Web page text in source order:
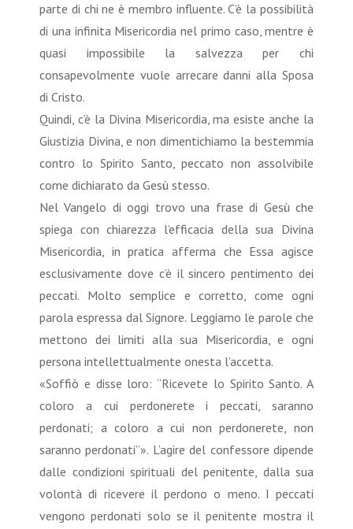
parte di chi ne è membro influente. C’è la possibilità
di una infinita Misericordia nel primo caso, mentre è
quasi impossibile la salvezza per chi
consapevolmente vuole arrecare danni alla Sposa
di Cristo.
Quindi, c’è la Divina Misericordia, ma esiste anche la
Giustizia Divina, e non dimentichiamo la bestemmia
contro lo Spirito Santo, peccato non assolvibile
come dichiarato da Gesù stesso.
Nel Vangelo di oggi trovo una frase di Gesù che
spiega con chiarezza l’efficacia della sua Divina
Misericordia, in pratica afferma che Essa agisce
esclusivamente dove c’è il sincero pentimento dei
peccati. Molto semplice e corretto, come ogni
parola espressa dal Signore. Leggiamo le parole che
mettono dei limiti alla sua Misericordia, e ogni
persona intellettualmente onesta l’accetta.
«Soffiò e disse loro: “Ricevete lo Spirito Santo. A
coloro a cui perdonerete i peccati, saranno
perdonati; a coloro a cui non perdonerete, non
saranno perdonati”». L’agire del confessore dipende
dalle condizioni spirituali del penitente, dalla sua
volontà di ricevere il perdono o meno. I peccati
vengono perdonati solo se il penitente mostra il